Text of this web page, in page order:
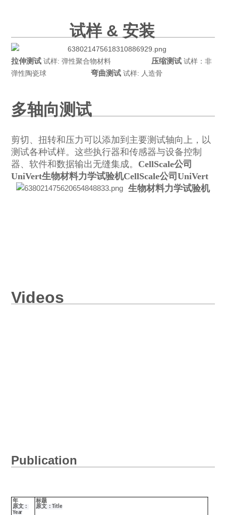
试样 & 安装
拉伸测试 试样: 弹性聚合物材料 压缩测试 试样：非
弹性陶瓷球
弯曲测试 试样: 人造骨
多轴向测试
剪切、扭转和压力可以添加到主要测试轴向上，以
测试各种试样。这些执行器和传感器与设备控制
器、软件和数据输出无缝集成。 CellScale公司
UniVert生物材料力学试验机CellScale公司UniVert
生物材料力学试验机
Videos
Publication
年
原文：
Year
标题
原文： Title